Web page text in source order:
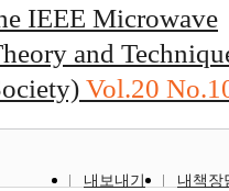
IEEE Microwave
and
Vol.20
내보내기
내책장